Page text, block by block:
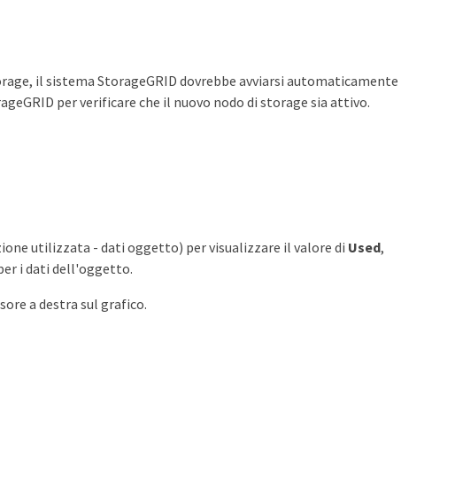
il sistema StorageGRID dovrebbe avviarsi automaticamente
per verificare che il nuovo nodo di storage sia attivo.
utilizzata - dati oggetto) per visualizzare il valore di Used,
i dati dell'oggetto.
a destra sul grafico.